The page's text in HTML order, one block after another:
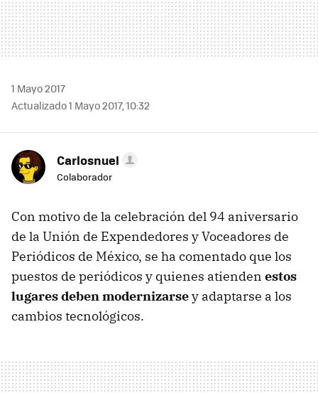
1 Mayo 2017
Actualizado 1 Mayo 2017, 10:32
Carlosnuel
Colaborador
Con motivo de la celebración del 94 aniversario
de la Unión de Expendedores y Voceadores de
Periódicos de México, se ha comentado que los
puestos de periódicos y quienes atienden estos
lugares deben modernizarsey adaptarse a los
cambios tecnológicos.